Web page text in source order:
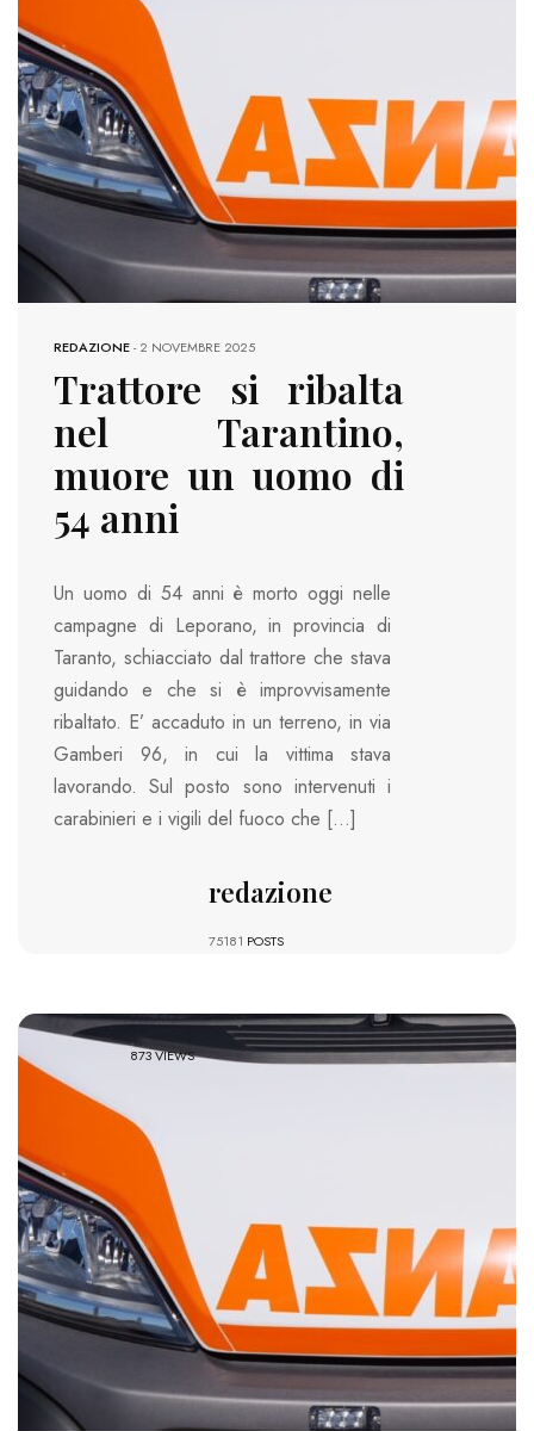
REDAZIONE-2 NOVEMBRE 2025
Trattore si ribalta
nel Tarantino,
muore un uomo di
54 anni
Un uomo di 54 anni è morto oggi nelle
campagne di Leporano, in provincia di
Taranto, schiacciato dal trattore che stava
guidando e che si è improvvisamente
ribaltato. E’ accaduto in un terreno, in via
Gamberi 96, in cui la vittima stava
lavorando. Sul posto sono intervenuti i
carabinieri e i vigili del fuoco che […]
redazione
75181 POSTS
873 VIEWS